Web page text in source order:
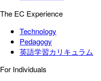
The EC Experience
Technology
Pedagogy
英語学習カリキュラム
For Individuals